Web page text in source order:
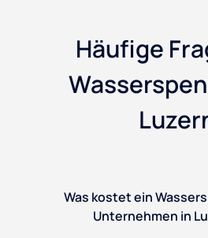
Häufige
Was kostet ein
Unternehmen in